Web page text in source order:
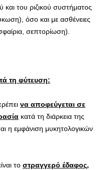
και του ριζικού συστήματος
όσο και με ασθένειες
σεπτορίωση).
τη φύτευση:
να αποφεύγεται σε
κατά τη διάρκεια της
η εμφάνιση μυκητολογικών
το στραγγερό έδαφος,